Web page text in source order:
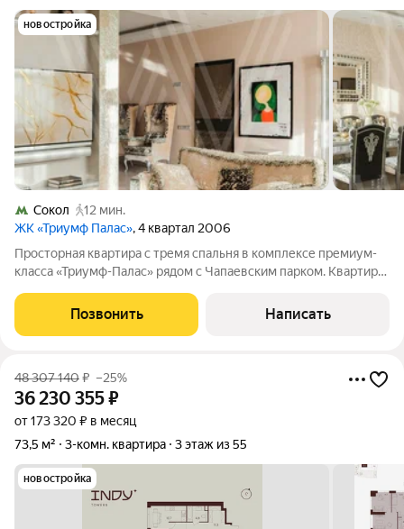
новостройка
Сокол
12 мин.
ЖК «Триумф Палас», 4 квартал 2006
Просторная квартира с тремя спальня в комплексе премиум-
класса «Триумф-Палас» рядом с Чапаевским парком. Квартира
Выполнена авторская отделка. Многоуровневые потолки
украшают дизайнерские люстры.
Позвонить Написать
48 307 140₽ –25%
36 230 355₽
от 173 320 ₽ в месяц
73,5 м²
3-комн. квартира 3 этаж из 55
новостройка